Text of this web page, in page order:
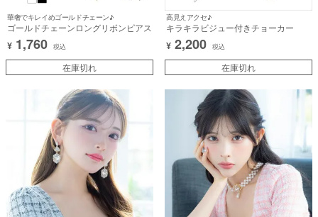
華奢でキレイめゴールドチェーン♪
ゴールドチェーンロングリボンピアス
¥ 1,760 税込
在庫切れ
高見えアクセ♪
キラキラビジュー付きチョーカー
¥ 2,200 税込
在庫切れ